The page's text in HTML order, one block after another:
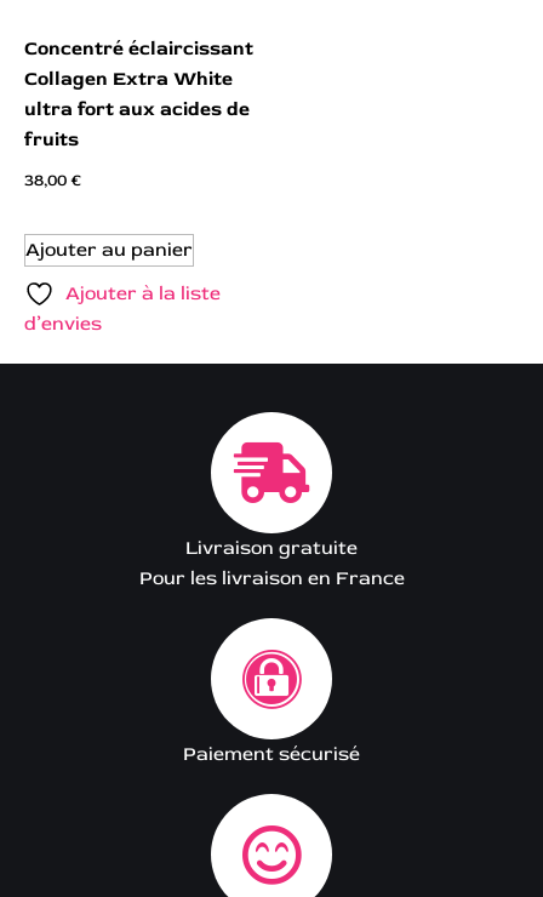
Concentré éclaircissant
Collagen Extra White
ultra fort aux acides de
fruits
38,00€
Ajouter au panier
Ajouter à la liste
d’envies
Livraison gratuite
Pour les livraison en France
Paiement sécurisé